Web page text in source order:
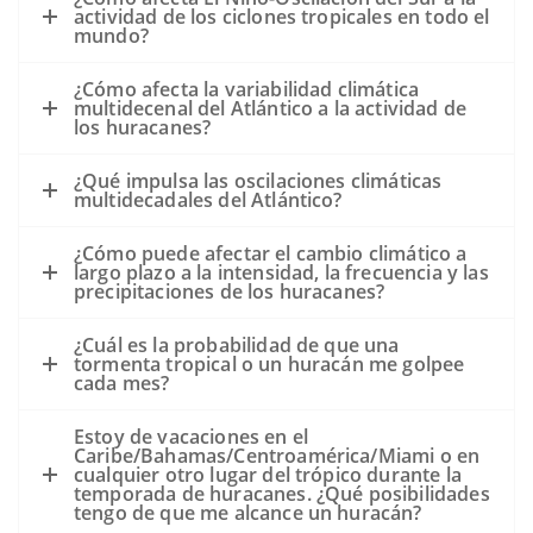
derrames de petróleo que puedan
Los vientos de un huracán giran en
sentido contrario a las agujas del reloj.
GENERALES:
Un huracán que pase al oeste de la
marea negra podría llevar el petróleo a la
costa.
Un huracán que pase al este de una
marea negra podría alejar el petróleo de
la costa.
Sin embargo, los detalles de la evolución
de la tormenta, la pista, la velocidad del
viento, el tamaño, el movimiento de
avance y la intensidad son todos
desconocidos en este momento y
actividad de los ciclones tropicales en todo el
mundo?
¿Cómo afecta la variabilidad climática
multidecenal del Atlántico a la actividad de
los huracanes?
¿Qué impulsa las oscilaciones climáticas
multidecadales del Atlántico?
¿Cómo puede afectar el cambio climático a
largo plazo a la intensidad, la frecuencia y las
precipitaciones de los huracanes?
¿Cuál es la probabilidad de que una
tormenta tropical o un huracán me golpee
cada mes?
Estoy de vacaciones en el
Caribe/Bahamas/Centroamérica/Miami o en
cualquier otro lugar del trópico durante la
temporada de huracanes. ¿Qué posibilidades
tengo de que me alcance un huracán?